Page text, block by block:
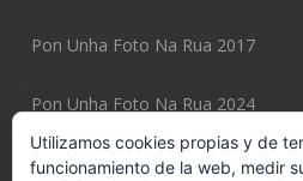
Pon Unha Foto Na Rua 2017
Pon Unha Foto Na Rua 2024
Pon Unha Foto Na Rua 2025
Utilizamos cookies propias y de
funcionamiento de la web, medir